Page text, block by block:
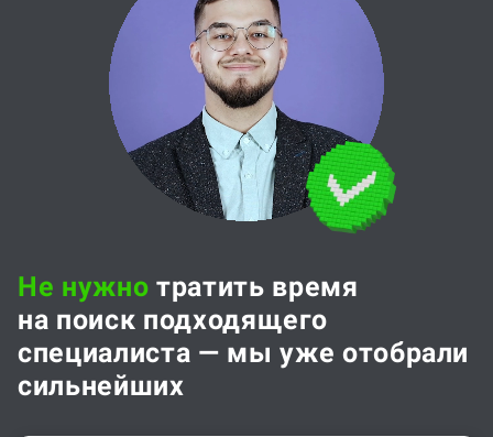
Не нужно тратить время
на поиск подходящего
специалиста — мы уже отобрали
сильнейших